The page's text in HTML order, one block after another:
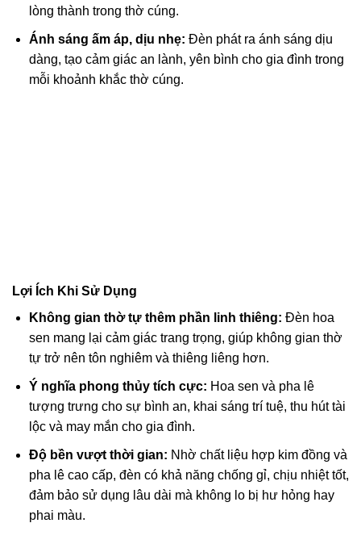
lòng thành trong thờ cúng.
Ánh sáng ấm áp, dịu nhẹ: Đèn phát ra ánh sáng dịu
dàng, tạo cảm giác an lành, yên bình cho gia đình trong
mỗi khoảnh khắc thờ cúng.
Lợi Ích Khi Sử Dụng
Không gian thờ tự thêm phần linh thiêng: Đèn hoa
sen mang lại cảm giác trang trọng, giúp không gian thờ
tự trở nên tôn nghiêm và thiêng liêng hơn.
Ý nghĩa phong thủy tích cực: Hoa sen và pha lê
tượng trưng cho sự bình an, khai sáng trí tuệ, thu hút tài
lộc và may mắn cho gia đình.
Độ bền vượt thời gian: Nhờ chất liệu hợp kim đồng và
pha lê cao cấp, đèn có khả năng chống gỉ, chịu nhiệt tốt,
đảm bảo sử dụng lâu dài mà không lo bị hư hỏng hay
phai màu.